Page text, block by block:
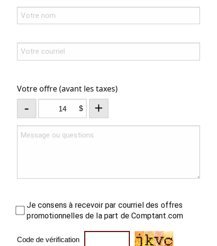
Votre offre (avant les taxes)
- $ +
Je consens à recevoir par courriel des offres
promotionnelles de la part de Comptant.com
Code de vérification